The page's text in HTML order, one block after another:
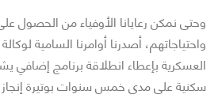
وحتى نمكن رعايانا الأوفياء من الحصول
واحتياجاتهم، أصدرنا أوامرنا السامية
سكنية على مدى خمس سنوات بوتيرة إنجاز 12.000 وحدة سنويا..